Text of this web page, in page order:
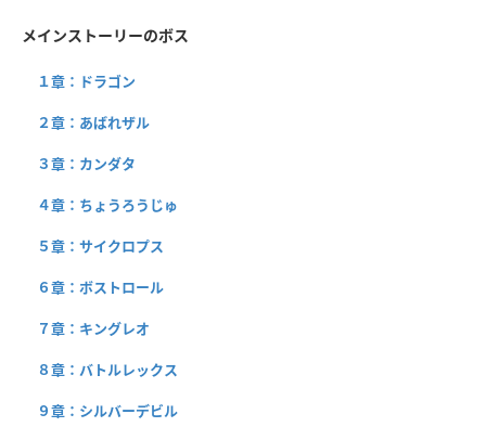
メインストーリーのボス
１章：ドラゴン
２章：あばれザル
３章：カンダタ
４章：ちょうろうじゅ
５章：サイクロプス
６章：ボストロール
７章：キングレオ
８章：バトルレックス
９章：シルバーデビル